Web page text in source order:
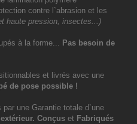
contre l`abrasion et les
haute pression, insectes...)
à la forme... Pas besoin de
et livrés avec une
de pose possible !
une Garantie totale d`une
. Conçus et Fabriqués